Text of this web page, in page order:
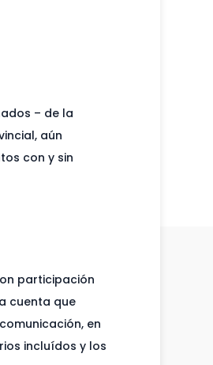
– de la
aún
con y sin
participación
cuenta que
en
incluídos y los